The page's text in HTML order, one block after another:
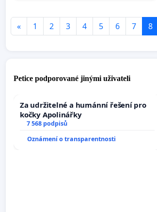
« 1 2 3 4 5 6 7 8
Petice podporované jinými uživateli
Za udržitelné a humánní řešení pro
kočky Apolinářky
7 568 podpisů
Oznámení o transparentnosti